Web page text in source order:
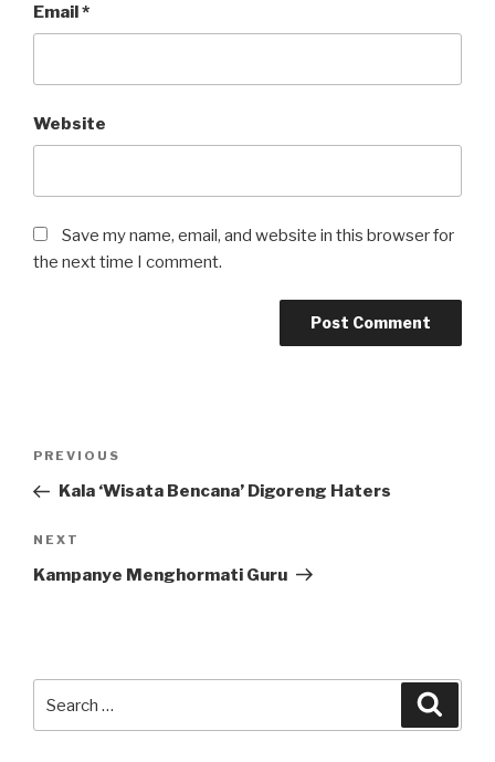
Email*
Website
Save my name, email, and website in this browser for
the next time I comment.
Previous
Post
PREVIOUS
Kala ‘Wisata Bencana’ Digoreng Haters
Next
Post
NEXT
Kampanye Menghormati Guru
for: